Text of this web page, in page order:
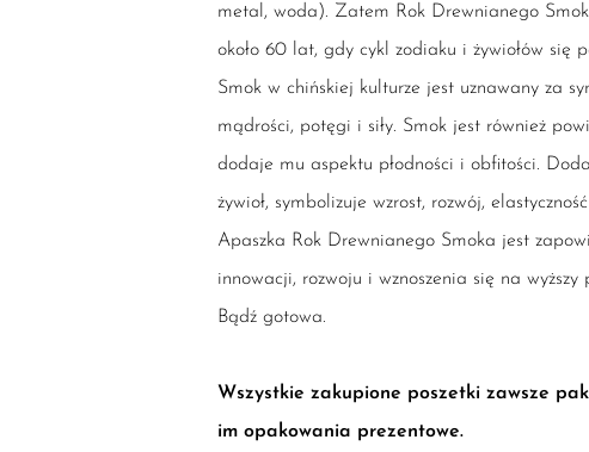
metal, woda). Zatem Rok Drewnianego
około 60 lat, gdy cykl zodiaku i żywiołów się
Smok w chińskiej kulturze jest uznawany za
mądrości, potęgi i siły. Smok jest również
dodaje mu aspektu płodności i obfitości.
żywioł, symbolizuje wzrost, rozwój,
Apaszka Rok Drewnianego Smoka jest
innowacji, rozwoju i wznoszenia się na wyższy
Bądź gotowa.
Wszystkie zakupione poszetki zawsze
im opakowania prezentowe.